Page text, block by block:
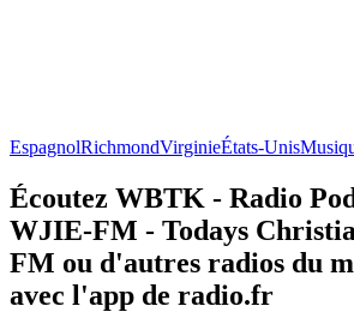
EspagnolRichmondVirginieÉtats-Unis
Écoutez WBTK - Radio
WJIE-FM - Todays
FM ou d'autres radios du
avec l'app de radio.fr